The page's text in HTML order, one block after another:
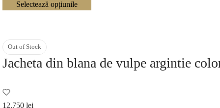
Selectează opțiunile
Out of Stock
Jacheta din blana de vulpe argintie
12.750 lei